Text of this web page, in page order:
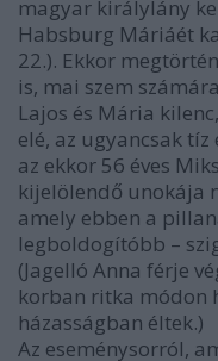
magyar királylány
Habsburg Máriáét
22.). Ekkor
is, mai szem
Lajos és Mária
elé, az ugyancsak
az ekkor 56 éves
kijelölendő unokája
amely ebben a
legboldogítóbb –
(Jagelló Anna férje
korban ritka módon
házasságban éltek.)
Az eseménysorról,